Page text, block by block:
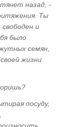
назад, -
Ты
и
было
семян,
жизни
посуду,